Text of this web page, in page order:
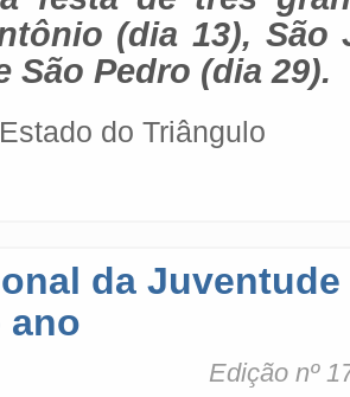
(dia 13), São
São Pedro (dia 29).
do Triângulo
da
ano
Edição nº